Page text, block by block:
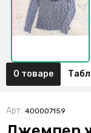
О товаре
Арт. 400007159